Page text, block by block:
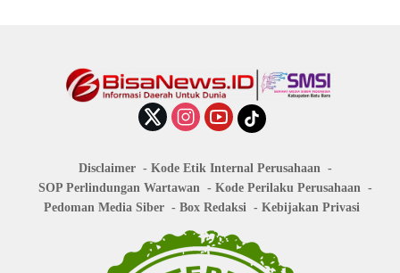
Disclaimer
Kode Etik Internal Perusahaan
SOP Perlindungan Wartawan
Kode Perilaku Perusahaan
Pedoman Media Siber
Box Redaksi Kebijakan Privasi